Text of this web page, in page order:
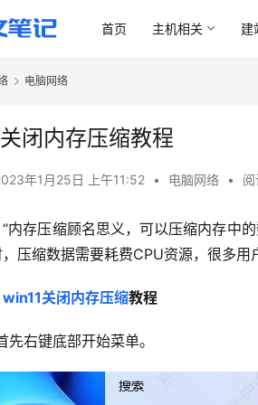
首页 主机相关 建
电脑网络
闭内存压缩教程
年1月25日 上午11:52 • 电脑网络 •
存压缩顾名思义，可以压缩内存中的
压缩数据需要耗费CPU资源，很多
win11关闭内存压缩教程
先右键底部开始菜单。